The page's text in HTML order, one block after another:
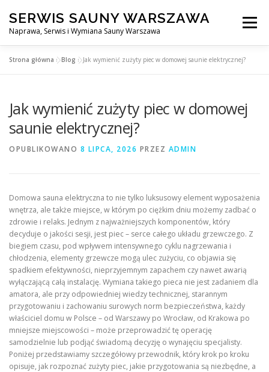
treści
SERWIS SAUNY WARSZAWA
Naprawa, Serwis i Wymiana Sauny Warszawa
Menu
Strona główna »Blog »Jak wymienić zużyty piec w domowej saunie elektrycznej?
Jak wymienić zużyty piec w domowej
saunie elektrycznej?
OPUBLIKOWANO 8 LIPCA, 2026 PRZEZ ADMIN
Domowa sauna elektryczna to nie tylko luksusowy element wyposażenia
wnętrza, ale także miejsce, w którym po ciężkim dniu możemy zadbać o
zdrowie i relaks. Jednym z najważniejszych komponentów, który
decyduje o jakości sesji, jest piec – serce całego układu grzewczego. Z
biegiem czasu, pod wpływem intensywnego cyklu nagrzewania i
chłodzenia, elementy grzewcze mogą ulec zużyciu, co objawia się
spadkiem efektywności, nieprzyjemnym zapachem czy nawet awarią
wyłączającą całą instalację. Wymiana takiego pieca nie jest zadaniem dla
amatora, ale przy odpowiedniej wiedzy technicznej, starannym
przygotowaniu i zachowaniu surowych norm bezpieczeństwa, każdy
właściciel domu w Polsce – od Warszawy po Wrocław, od Krakowa po
mniejsze miejscowości – może przeprowadzić tę operację
samodzielnie lub podjąć świadomą decyzję o wynajęciu specjalisty.
Poniżej przedstawiamy szczegółowy przewodnik, który krok po kroku
opisuje, jak rozpoznać zużyty piec, jakie przygotowania są niezbędne, a